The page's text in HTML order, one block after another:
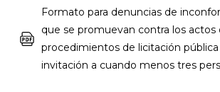
Formato para denuncias de
que se promuevan contra los actos
procedimientos de licitación pública
invitación a cuando menos tres